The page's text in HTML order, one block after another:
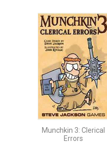
Munchkin 3: Clerical
Errors